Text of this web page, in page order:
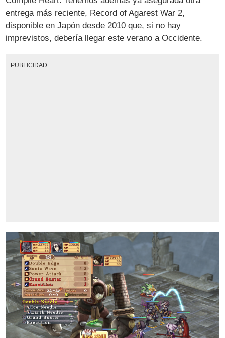
entrega más reciente, Record of Agarest War 2,
disponible en Japón desde 2010 que, si no hay
imprevistos, debería llegar este verano a Occidente.
PUBLICIDAD